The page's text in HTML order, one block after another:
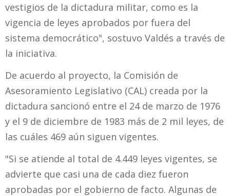
vestigios de la dictadura militar, como es la
vigencia de leyes aprobados por fuera del
sistema democrático", sostuvo Valdés a través de
la iniciativa.
De acuerdo al proyecto, la Comisión de
Asesoramiento Legislativo (CAL) creada por la
dictadura sancionó entre el 24 de marzo de 1976
y el 9 de diciembre de 1983 más de 2 mil leyes, de
las cuáles 469 aún siguen vigentes.
"Si se atiende al total de 4.449 leyes vigentes, se
advierte que casi una de cada diez fueron
aprobadas por el gobierno de facto. Algunas de